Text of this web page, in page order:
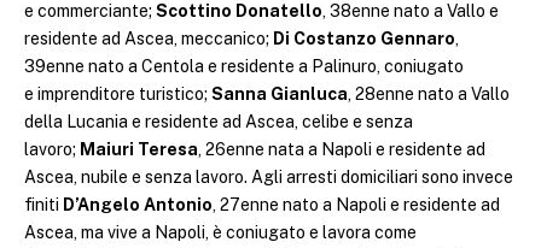
e commerciante; Scottino Donatello, 38enne nato a Vallo e
residente ad Ascea, meccanico; Di Costanzo Gennaro,
39enne nato a Centola e residente a Palinuro, coniugato
e imprenditore turistico; Sanna Gianluca, 28enne nato a Vallo
della Lucania e residente ad Ascea, celibe e senza
lavoro; Maiuri Teresa, 26enne nata a Napoli e residente ad
Ascea, nubile e senza lavoro. Agli arresti domiciliari sono invece
finiti D’Angelo Antonio, 27enne nato a Napoli e residente ad
Ascea, ma vive a Napoli, è coniugato e lavora come